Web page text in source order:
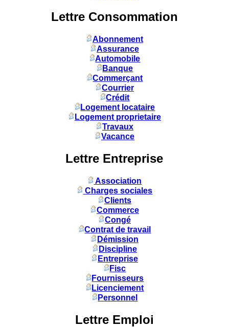
Lettre Consommation
Abonnement
Assurance
Automobile
Banque
Commerçant
Courrier
Crédit
Logement locataire
Logement proprietaire
Travaux
Vacance
Lettre Entreprise
Association
Charges sociales
Clients
Commerce
Congé
Contrat de travail
Démission
Discipline
Entreprise
Fisc
Fournisseurs
Licenciement
Personnel
Lettre Emploi